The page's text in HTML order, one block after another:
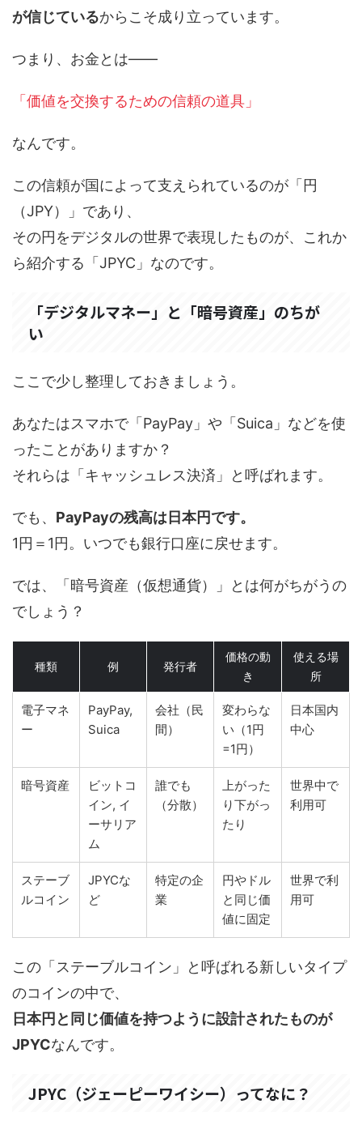
が信じているからこそ成り立っています。
つまり、お金とは――
「価値を交換するための信頼の道具」
なんです。
この信頼が国によって支えられているのが「円
（JPY）」であり、
その円をデジタルの世界で表現したものが、これか
ら紹介する「JPYC」なのです。
「デジタルマネー」と「暗号資産」のちが
い
ここで少し整理しておきましょう。
あなたはスマホで「PayPay」や「Suica」などを使
ったことがありますか？
それらは「キャッシュレス決済」と呼ばれます。
でも、 PayPayの残高は日本円です。
1円＝1円。いつでも銀行口座に戻せます。
では、「暗号資産（仮想通貨）」とは何がちがうの
でしょう？
種類 例 発行者
価格の動
き
使える場
所
電子マネ
ー
PayPay,
Suica
会社（民
間）
変わらな
い（1円
=1円）
日本国内
中心
暗号資産
ビットコ
イン, イ
ーサリア
ム
誰でも
（分散）
上がった
り下がっ
たり
世界中で
利用可
ステーブ
ルコイン
JPYCな
ど
特定の企
業
円やドル
と同じ価
値に固定
世界で利
用可
この「ステーブルコイン」と呼ばれる新しいタイプ
のコインの中で、
日本円と同じ価値を持つように設計されたものが
JPYCなんです。
JPYC（ジェーピーワイシー）ってなに？